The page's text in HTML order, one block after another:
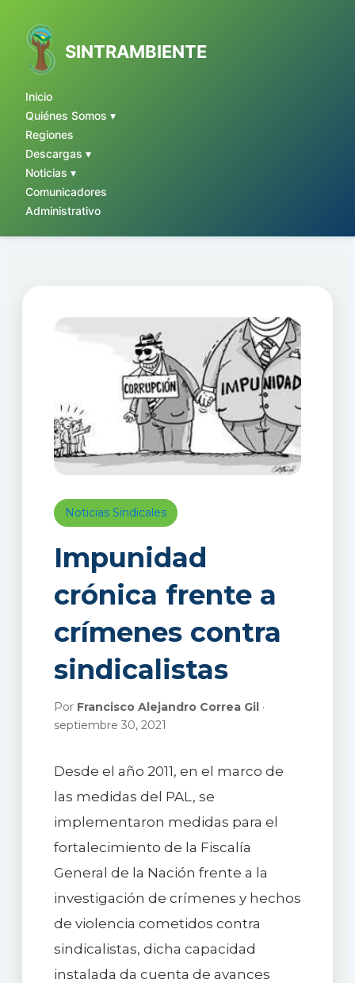
SINTRAMBIENTE
Inicio
Quiénes Somos ▾
Regiones
Descargas ▾
Noticias ▾
Comunicadores
Administrativo
contenido
Noticias Sindicales
Impunidad
crónica frente a
crímenes contra
sindicalistas
Por Francisco Alejandro Correa Gil·
septiembre 30, 2021
Desde el año 2011, en el marco de
las medidas del PAL, se
implementaron medidas para el
fortalecimiento de la Fiscalía
General de la Nación frente a la
investigación de crímenes y hechos
de violencia cometidos contra
sindicalistas, dicha capacidad
instalada da cuenta de avances